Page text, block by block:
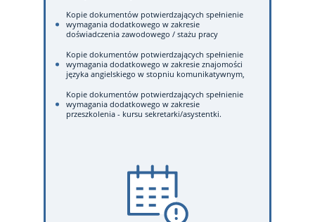
Kopie dokumentów potwierdzających spełnienie
wymagania dodatkowego w zakresie
doświadczenia zawodowego / stażu pracy
Kopie dokumentów potwierdzających spełnienie
wymagania dodatkowego w zakresie znajomości
języka angielskiego w stopniu komunikatywnym,
Kopie dokumentów potwierdzających spełnienie
wymagania dodatkowego w zakresie
przeszkolenia - kursu sekretarki/asystentki.